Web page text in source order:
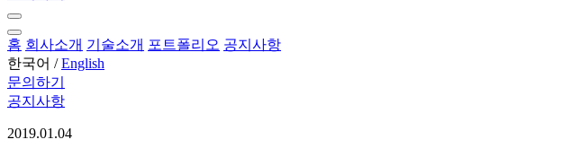
홈 회사소개 기술소개 포트폴리오 공지사항
한국어 / English
문의하기
공지사항
2019.01.04